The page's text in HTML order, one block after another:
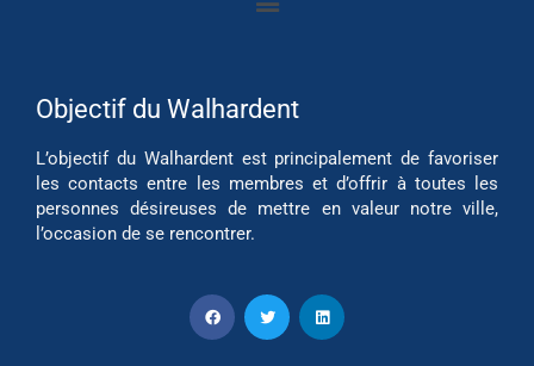
Objectif du Walhardent
L’objectif du Walhardent est principalement de favoriser
les contacts entre les membres et d’offrir à toutes les
personnes désireuses de mettre en valeur notre ville,
l’occasion de se rencontrer.